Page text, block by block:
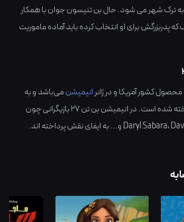
به ترک شهر می شود. حال بن تنیسون جوان با همکار
پدربزرگش برای او انتخاب کرده باید آماده ماموریت
آمریکاو در ژانرانیمیشنمی‌باشد و به
شده است. در انیمیشن بن تن 27 بازیگرانی چون
Daryl Sabara، و... به ایفای نقش پرداخته اند.